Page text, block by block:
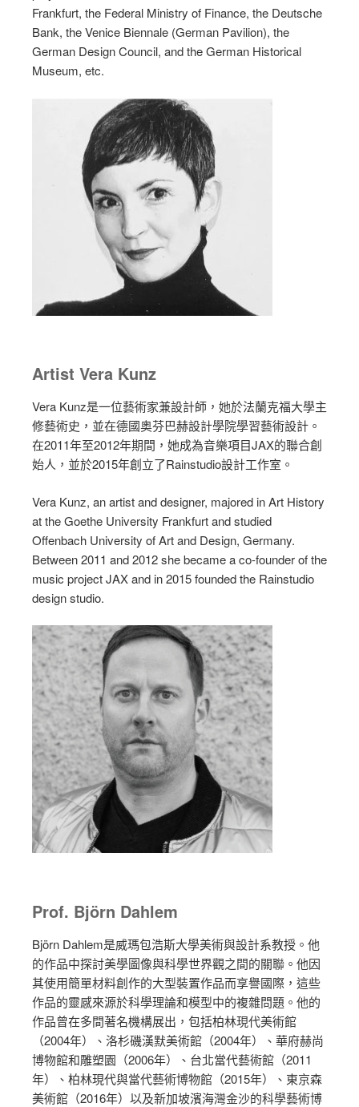
Frankfurt, the Federal Ministry of Finance, the Deutsche
Bank, the Venice Biennale (German Pavilion), the
German Design Council, and the German Historical
Museum, etc.
Artist Vera Kunz
Vera Kunz是一位藝術家兼設計師，她於法蘭克福大學主
修藝術史，並在德國奥芬巴赫設計學院學習藝術設計。
在2011年至2012年期間，她成為音樂項目JAX的聯合創
始人，並於2015年創立了Rainstudio設計工作室。
Vera Kunz, an artist and designer, majored in Art History
at the Goethe University Frankfurt and studied
Offenbach University of Art and Design, Germany.
Between 2011 and 2012 she became a co-founder of the
music project JAX and in 2015 founded the Rainstudio
design studio.
Prof. Björn Dahlem
Björn Dahlem是威瑪包浩斯大學美術與設計系教授。他
的作品中探討美學圖像與科學世界觀之間的關聯。他因
其使用簡單材料創作的大型裝置作品而享譽國際，這些
作品的靈感來源於科學理論和模型中的複雜問題。他的
作品曾在多間著名機構展出，包括柏林現代美術館
（2004年）、洛杉磯漢默美術館（2004年）、華府赫尚
博物館和雕塑園（2006年）、台北當代藝術館（2011
年）、柏林現代與當代藝術博物館（2015年）、東京森
美術館（2016年）以及新加坡濱海灣金沙的科學藝術博